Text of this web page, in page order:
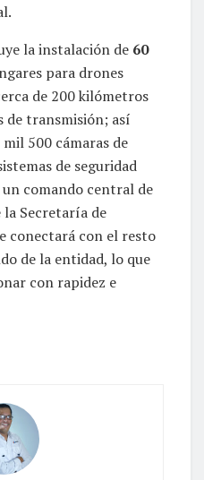
la instalación de 60
para drones
de 200 kilómetros
de transmisión; así
500 cámaras de
de seguridad
comando central de
la Secretaría de
conectará con el resto
de la entidad, lo que
con rapidez e